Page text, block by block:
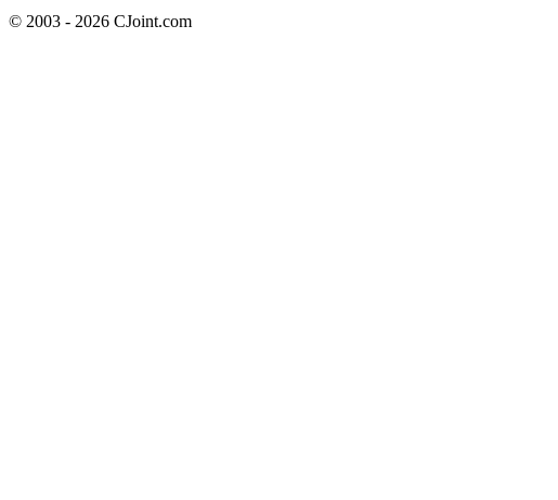
© 2003 - 2026 CJoint.com